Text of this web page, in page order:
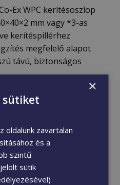
Ex WPC kerítésoszlop
mm vagy *3-as
kerítéspillérhez
megfelelő alapot
távú, biztonságos
vágásra is van lehetőség,
(254 Ft) / vágás.
két oldalon nútolt
teljes mértékben
kerítéselemekkel. A
így bármely általunk
telepítésére alkalmas.
×
sütiket
oldalunk zavartalan
és a
szintű
sütik